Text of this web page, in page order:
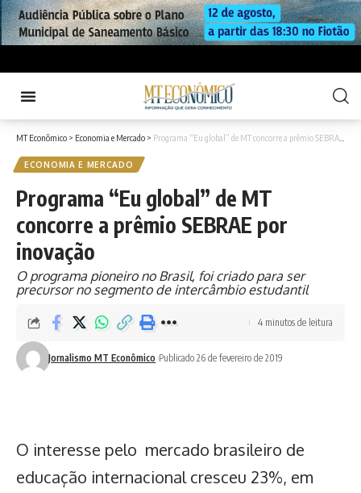
MT Econômico > Economia e Mercado > Programa “Eu global” de MT concorre a prêmio SEBRAE por inovação
ECONOMIA E MERCADO
Programa “Eu global” de MT
concorre a prêmio SEBRAE por
inovação
O programa pioneiro no Brasil, foi criado para ser
precursor no segmento de intercâmbio estudantil
Jornalismo MT Econômico Publicado 26 de fevereiro de 2019
4 minutos de leitura
O interesse pelo mercado brasileiro de
educação internacional cresceu 23%, em